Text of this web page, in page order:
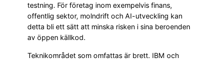
testning. För företag inom exempelvis finans,
offentlig sektor, molndrift och AI-utveckling kan
detta bli ett sätt att minska risken i sina beroenden
av öppen källkod.
Teknikområdet som omfattas är brett. IBM och